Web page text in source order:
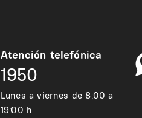
Atención telefónica
1950
Lunes a viernes de 8:00 a
19:00 h